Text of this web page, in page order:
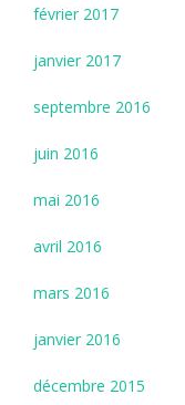
février 2017
janvier 2017
septembre 2016
juin 2016
mai 2016
avril 2016
mars 2016
janvier 2016
décembre 2015